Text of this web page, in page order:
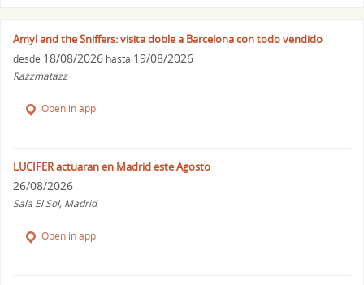
Amyl and the Sniffers: visita doble a Barcelona con todo vendido
desde 18/08/2026 hasta 19/08/2026
Razzmatazz
Open in app
LUCIFER actuaran en Madrid este Agosto
26/08/2026
Sala El Sol, Madrid
Open in app